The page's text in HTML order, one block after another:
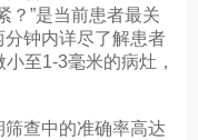
？”是当前患者最关
钟内详尽了解患者
至1-3毫米的病灶，
查中的准确率高达